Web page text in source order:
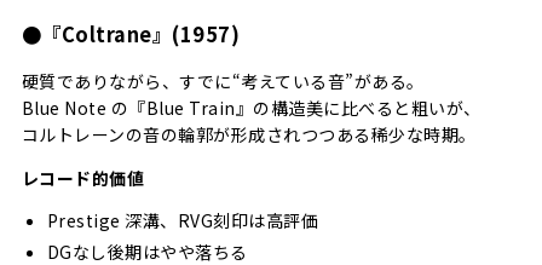
●『Coltrane』(1957)
硬質でありながら、すでに“考えている音”がある。
Blue Note の『Blue Train』の構造美に比べると粗いが、
コルトレーンの音の輪郭が形成されつつある稀少な時期。
レコード的価値
Prestige 深溝、RVG刻印は高評価
DGなし後期はやや落ちる